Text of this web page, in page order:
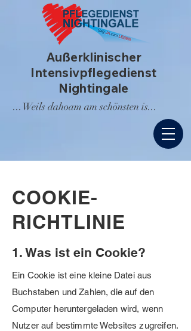
Außerklinischer
Intensivpflegedienst
Nightingale
...Weils dahoam am schönsten is...
COOKIE-
RICHTLINIE
1. Was ist ein Cookie?
Ein Cookie ist eine kleine Datei aus
Buchstaben und Zahlen, die auf den
Computer heruntergeladen wird, wenn
Nutzer auf bestimmte Websites zugreifen.